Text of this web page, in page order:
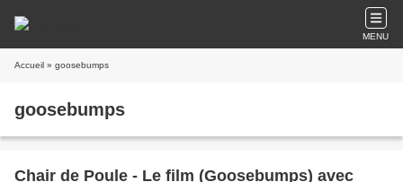
MENU
Accueil » goosebumps
goosebumps
Chair de Poule - Le film (Goosebumps) avec